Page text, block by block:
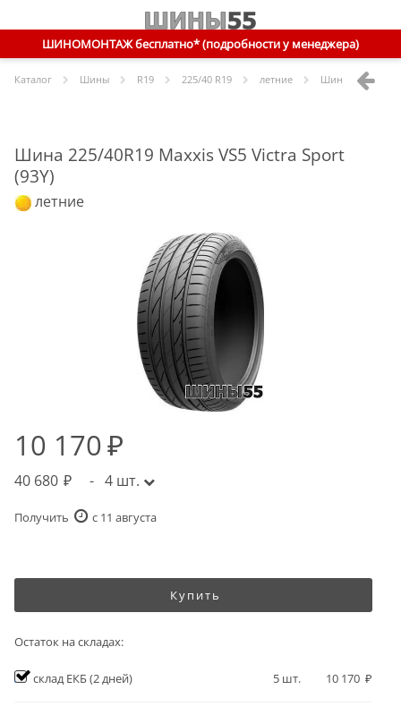
ШИНОМОНТАЖ бесплатно* (подробности у менеджера)
Каталог Шины R19 225/40 R19 летние Шины Maxxis
Шина 225/40R19 Maxxis VS5 Victra Sport
(93Y)
летние
10 170
40 680 - 4 шт.
Получить c 11 августа
Купить
Остаток на складах:
склад ЕКБ(2 дней) 5 шт. 10 170